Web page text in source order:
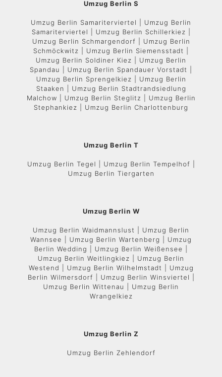
Umzug Berlin S
Umzug Berlin Samariterviertel | Umzug Berlin
Samariterviertel | Umzug Berlin Schillerkiez |
Umzug Berlin Schmargendorf | Umzug Berlin
Schmöckwitz | Umzug Berlin Siemensstadt |
Umzug Berlin Soldiner Kiez | Umzug Berlin
Spandau | Umzug Berlin Spandauer Vorstadt |
Umzug Berlin Sprengelkiez | Umzug Berlin
Staaken | Umzug Berlin Stadtrandsiedlung
Malchow | Umzug Berlin Steglitz | Umzug Berlin
Stephankiez | Umzug Berlin Charlottenburg
Umzug Berlin T
Umzug Berlin Tegel | Umzug Berlin Tempelhof |
Umzug Berlin Tiergarten
Umzug Berlin W
Umzug Berlin Waidmannslust | Umzug Berlin
Wannsee | Umzug Berlin Wartenberg | Umzug
Berlin Wedding | Umzug Berlin Weißensee |
Umzug Berlin Weitlingkiez | Umzug Berlin
Westend | Umzug Berlin Wilhelmstadt | Umzug
Berlin Wilmersdorf | Umzug Berlin Winsviertel |
Umzug Berlin Wittenau | Umzug Berlin
Wrangelkiez
Umzug Berlin Z
Umzug Berlin Zehlendorf